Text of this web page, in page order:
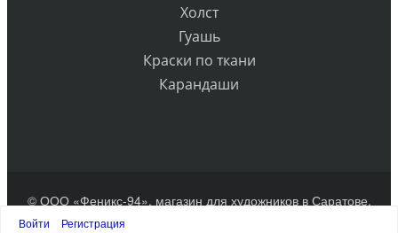
Холст
Гуашь
Краски по ткани
Карандаши
© ООО «Феникс-94», магазин для художников в Саратове.
Войти Регистрация